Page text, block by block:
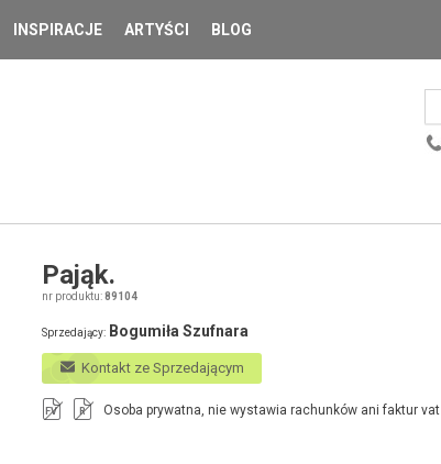
INSPIRACJE ARTYŚCI BLOG
Pająk.
nr produktu:89104
Sprzedający: Bogumiła Szufnara
Kontakt ze Sprzedającym
FV R Osoba prywatna, nie wystawia rachunków ani faktur vat